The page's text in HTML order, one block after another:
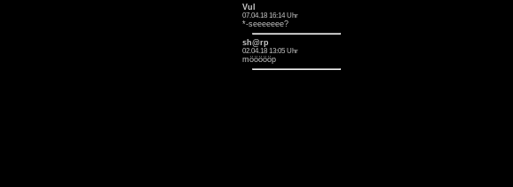
Vul
07.04.18 16:14 Uhr
*-seeeeeee?
sh@rp
02.04.18 13:05 Uhr
möööööp